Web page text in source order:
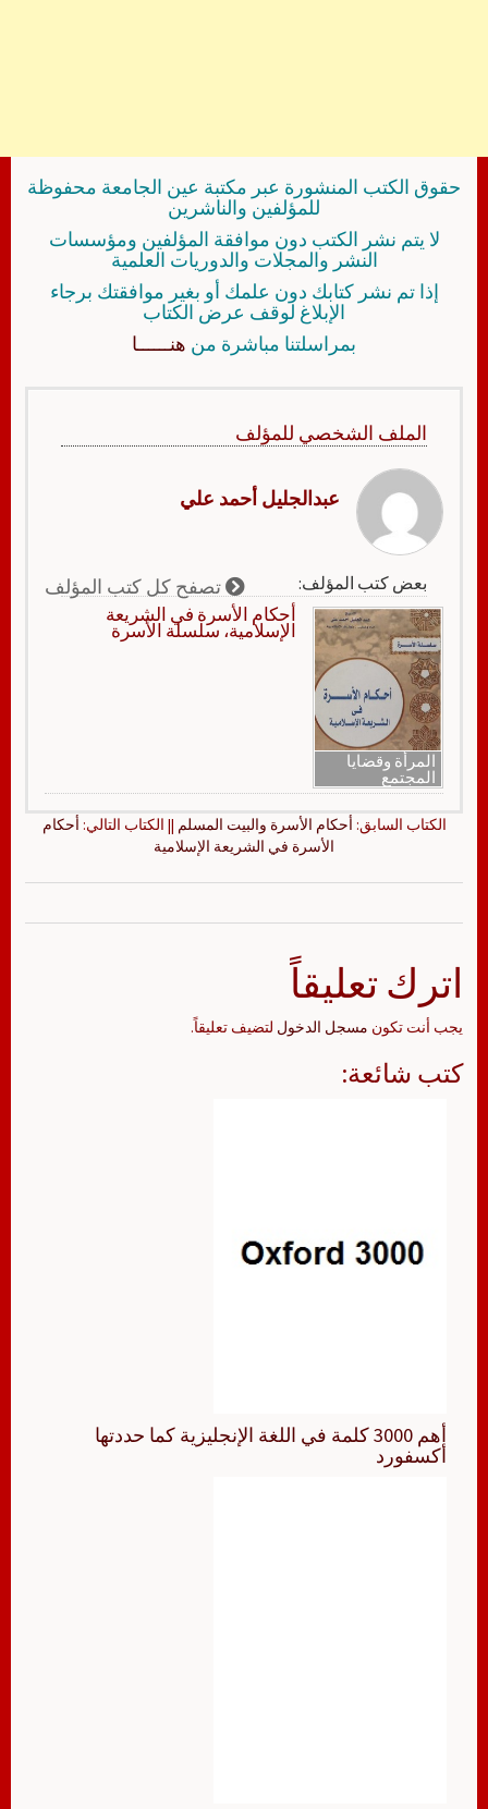
حقوق الكتب المنشورة عبر مكتبة عين الجامعة محفوظة
للمؤلفين والناشرين
لا يتم نشر الكتب دون موافقة المؤلفين ومؤسسات
النشر والمجلات والدوريات العلمية
إذا تم نشر كتابك دون علمك أو بغير موافقتك برجاء
الإبلاغ لوقف عرض الكتاب
بمراسلتنا مباشرة من هنــــــا
الملف الشخصي للمؤلف
عبدالجليل أحمد علي
بعض كتب المؤلف: تصفح كل كتب المؤلف
المرأة وقضايا
المجتمع
أحكام الأسرة في الشريعة
الإسلامية، سلسلة الأسرة
الكتاب السابق: أحكام الأسرة والبيت المسلم || الكتاب التالي: أحكام
الأسرة في الشريعة الإسلامية
اترك تعليقاً
يجب أنت تكون مسجل الدخول لتضيف تعليقاً.
كتب شائعة:
أهم 3000 كلمة في اللغة الإنجليزية كما حددتها
أكسفورد